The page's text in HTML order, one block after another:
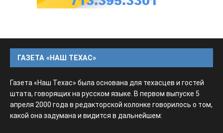
ГАЗЕТА «НАШ ТЕХАС»
Газета «Наш Техас» была основана для техасцев и гостей
штата, говорящих на русском языке. В первом выпуске 5
апреля 2000 года в редакторской колонке говорилось о том,
какой она задумана и видится в дальнейшем: